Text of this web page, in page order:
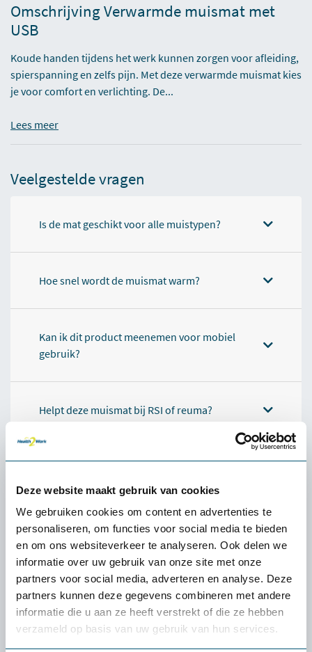
Deze website maakt gebruik van cookies
We gebruiken cookies om content en advertenties te
personaliseren, om functies voor social media te bieden
en om ons websiteverkeer te analyseren. Ook delen we
informatie over uw gebruik van onze site met onze
partners voor social media, adverteren en analyse. Deze
partners kunnen deze gegevens combineren met andere
informatie die u aan ze heeft verstrekt of die ze hebben
verzameld op basis van uw gebruik van hun services.
Omschrijving Verwarmde muismat met
USB
Koude handen tijdens het werk kunnen zorgen voor afleiding,
spierspanning en zelfs pijn. Met deze verwarmde muismat kies
je voor comfort en verlichting. De...
Lees meer
Veelgestelde vragen
Is de mat geschikt voor alle muistypen?
Hoe snel wordt de muismat warm?
Kan ik dit product meenemen voor mobiel
gebruik?
Helpt deze muismat bij RSI of reuma?
Specificaties
Ervaren of een product
écht bij jou past: degratis
proefplaatsing van
Health2Work